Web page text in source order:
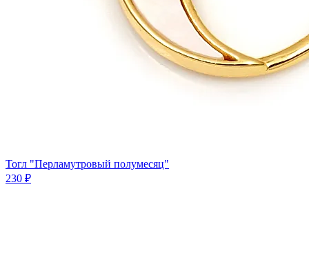
Тогл "Перламутровый полумесяц"
230 ₽